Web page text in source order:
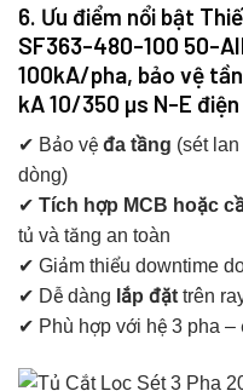
6. Ưu điểm nổi bật
SF363-480-100 50-
100kA/pha, bảo vệ
kA 10/350 µs N-E
✔ Bảo vệ đa tầng (sét
dòng)
✔ Tích hợp MCB hoặc
tủ và tăng an toàn
✔ Giảm thiểu downtime
✔ Dễ dàng lắp đặt trên
✔ Phù hợp với hệ 3 pha –